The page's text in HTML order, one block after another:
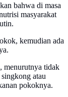
bahwa di masa
masyarakat
kemudian ada
menurutnya tidak
atau
pokoknya.